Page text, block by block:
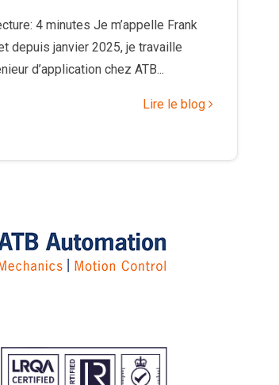
4 minutes Je m’appelle Frank
depuis janvier 2025, je travaille
d’application chez ATB...
Lire le blog